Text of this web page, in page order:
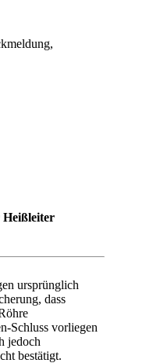
Heißleiter
ursprünglich
dass
Schluss vorliegen
jedoch
bestätigt.